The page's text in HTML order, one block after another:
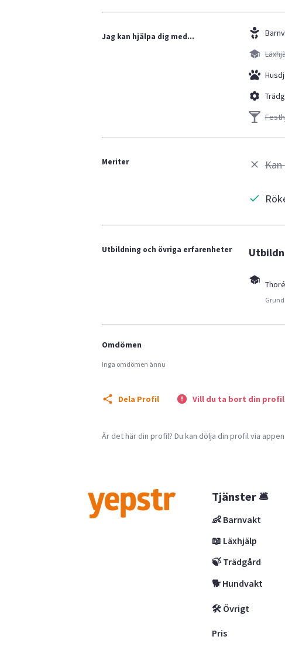
Jag kan hjälpa dig med...
Meriter
Utbildning och övriga erfarenheter
Omdömen
Inga omdömen ännu
Dela Profil Vill du ta bort din
Är det här din profil? Du kan dölja din profil via appen
Tjänster 🛎
👶 Barnvakt
📖 Läxhjälp
🍃 Trädgård
🐕 Hundvakt
🛠 Övrigt
Pris